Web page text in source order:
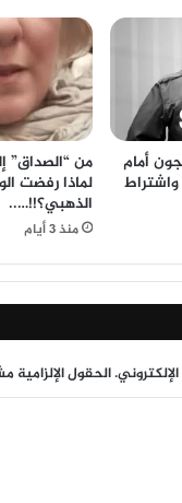
أمام
واشتراط
من “الصداق”
لماذا رفضت
الذهبي؟!!…..
منذ 3 أيام
الحقول الإلزامية